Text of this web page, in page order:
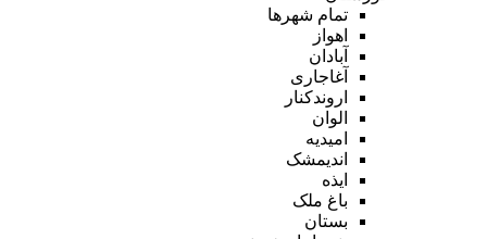
تمام شهر‌ها
اهواز
آبادان
آغاجاری
اروندکنار
الوان
امیدیه
اندیمشک
ایذه
باغ ملک
بستان